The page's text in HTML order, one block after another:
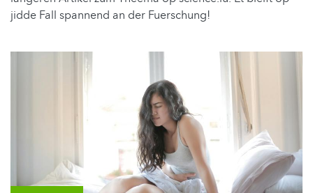
jidde Fall spannend an der Fuerschung!